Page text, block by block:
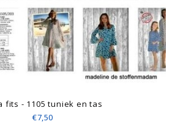
fits - 1105 tuniek en tas
€7,50